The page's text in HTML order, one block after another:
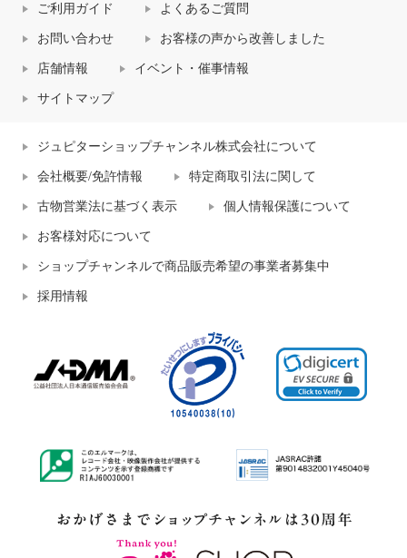
ご利用ガイド よくあるご質問
お問い合わせ お客様の声から改善しました
店舗情報 イベント・催事情報
サイトマップ
ジュピターショップチャンネル株式会社について
会社概要/免許情報 特定商取引法に関して
古物営業法に基づく表示 個人情報保護について
お客様対応について
ショップチャンネルで商品販売希望の事業者募集中
採用情報